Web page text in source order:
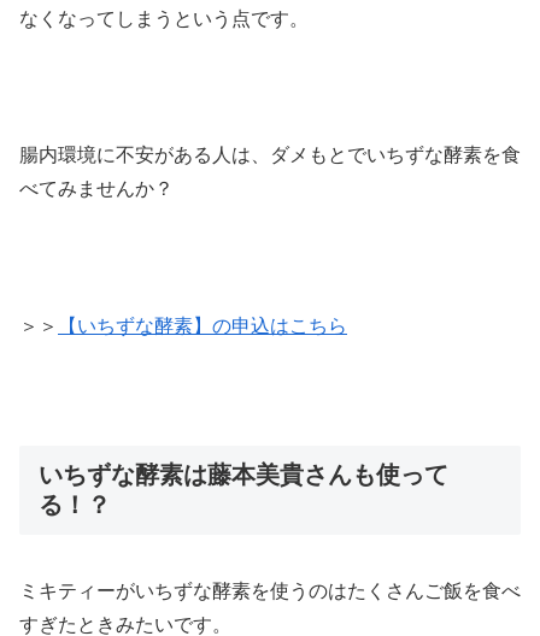
なくなってしまうという点です。
腸内環境に不安がある人は、ダメもとでいちずな酵素を食
べてみませんか？
＞＞ 【いちずな酵素】の申込はこちら
いちずな酵素は藤本美貴さんも使って
る！？
ミキティーがいちずな酵素を使うのはたくさんご飯を食べ
すぎたときみたいです。